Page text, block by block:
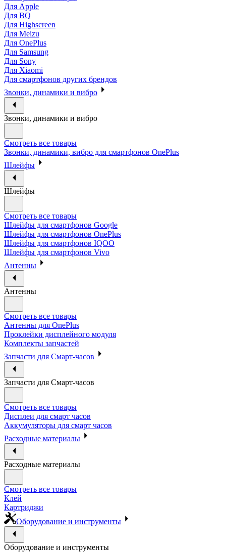
Для Apple
Для BQ
Для Highscreen
Для Meizu
Для OnePlus
Для Samsung
Для Sony
Для Xiaomi
Для смартфонов других брендов
Звонки, динамики и вибро
Звонки, динамики и вибро
Смотреть все товары
Звонки, динамики, вибро для смартфонов OnePlus
Шлейфы
Шлейфы
Смотреть все товары
Шлейфы для смартфонов Google
Шлейфы для смартфонов OnePlus
Шлейфы для смартфонов IQOO
Шлейфы для смартфонов Vivo
Антенны
Антенны
Смотреть все товары
Антенны для OnePlus
Проклейки дисплейного модуля
Комплекты запчастей
Запчасти для Смарт-часов
Запчасти для Смарт-часов
Смотреть все товары
Дисплеи для смарт часов
Аккумуляторы для смарт часов
Расходные материалы
Расходные материалы
Смотреть все товары
Клей
Картриджи
Оборудование и инструменты
Оборудование и инструменты